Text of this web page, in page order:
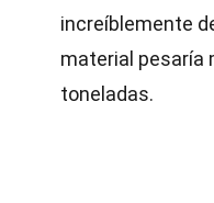
increíblemente
material pesaría
toneladas.